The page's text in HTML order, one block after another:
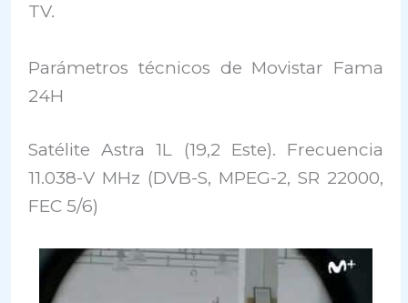
TV.
Parámetros técnicos de Movistar Fama
24H
Satélite Astra 1L (19,2 Este). Frecuencia
11.038-V MHz (DVB-S, MPEG-2, SR 22000,
FEC 5/6)